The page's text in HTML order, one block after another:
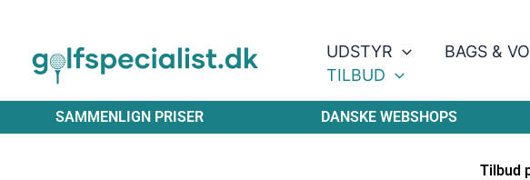
indholdet
UDSTYR BAGS &
TILBUD
SAMMENLIGN PRISER DANSKE WEBSHOPS
Tilbud